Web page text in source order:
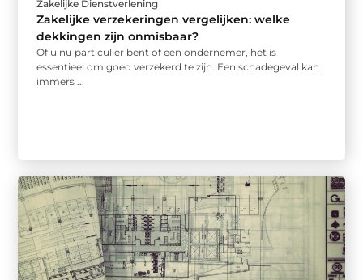
Zakelijke Dienstverlening
Zakelijke verzekeringen vergelijken: welke
dekkingen zijn onmisbaar?
Of u nu particulier bent of een ondernemer, het is
essentieel om goed verzekerd te zijn. Een schadegeval kan
immers ...